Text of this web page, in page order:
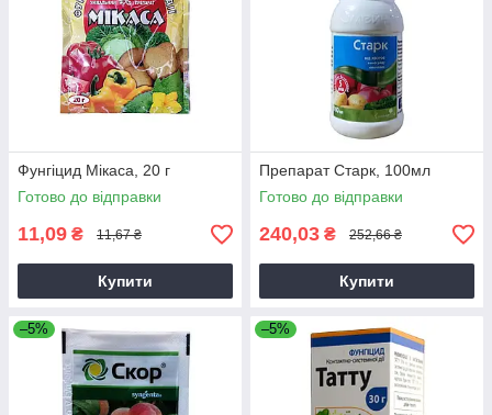
Фунгіцид Мікаса, 20 г
Готово до відправки
11,09 ₴ 11,67 ₴
Купити
Препарат Старк, 100мл
Готово до відправки
240,03 ₴ 252,66 ₴
Купити
–5% –5%